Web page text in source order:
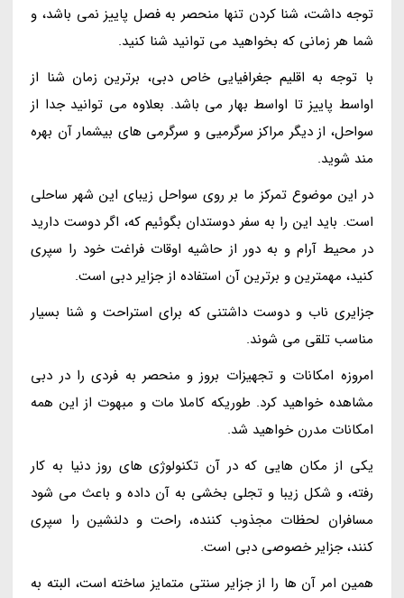
توجه داشت، شنا کردن تنها منحصر به فصل پاییز نمی باشد، و
شما هر زمانی که بخواهید می توانید شنا کنید.
با توجه به اقلیم جغرافیایی خاص دبی، برترین زمان شنا از
اواسط پاییز تا اواسط بهار می باشد. بعلاوه می توانید جدا از
سواحل، از دیگر مراکز سرگرمیی و سرگرمی های بیشمار آن بهره
مند شوید.
در این موضوع تمرکز ما بر روی سواحل زیبای این شهر ساحلی
است. باید این را به سفر دوستدان بگوئیم که، اگر دوست دارید
در محیط آرام و به دور از حاشیه اوقات فراغت خود را سپری
کنید، مهمترین و برترین آن استفاده از جزایر دبی است.
جزایری ناب و دوست داشتنی که برای استراحت و شنا بسیار
مناسب تلقی می شوند.
امروزه امکانات و تجهیزات بروز و منحصر به فردی را در دبی
مشاهده خواهید کرد. طوریکه کاملا مات و مبهوت از این همه
امکانات مدرن خواهید شد.
یکی از مکان هایی که در آن تکنولوژی های روز دنیا به کار
رفته، و شکل زیبا و تجلی بخشی به آن داده و باعث می شود
مسافران لحظات مجذوب کننده، راحت و دلنشین را سپری
کنند، جزایر خصوصی دبی است.
همین امر آن ها را از جزایر سنتی متمایز ساخته است، البته به